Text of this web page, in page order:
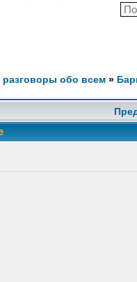
разговоры обо всем »